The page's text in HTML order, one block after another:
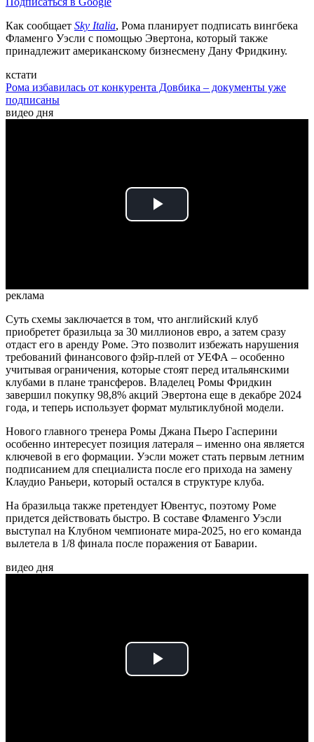
Как сообщает Sky Italia, Рома планирует подписать вингбека
Фламенго Уэсли с помощью Эвертона, который также
принадлежит американскому бизнесмену Дану Фридкину.
кстати
Рома избавилась от конкурента Довбика – документы уже
подписаны
видео дня
Play
реклама
Суть схемы заключается в том, что английский клуб
приобретет бразильца за 30 миллионов евро, а затем сразу
отдаст его в аренду Роме. Это позволит избежать нарушения
требований финансового фэйр-плей от УЕФА – особенно
учитывая ограничения, которые стоят перед итальянскими
клубами в плане трансферов. Владелец Ромы Фридкин
завершил покупку 98,8% акций Эвертона еще в декабре 2024
года, и теперь использует формат мультиклубной модели.
Нового главного тренера Ромы Джана Пьеро Гасперини
особенно интересует позиция латераля – именно она является
ключевой в его формации. Уэсли может стать первым летним
подписанием для специалиста после его прихода на замену
Клаудио Раньери, который остался в структуре клуба.
На бразильца также претендует Ювентус, поэтому Роме
придется действовать быстро. В составе Фламенго Уэсли
выступал на Клубном чемпионате мира-2025, но его команда
вылетела в 1/8 финала после поражения от Баварии.
видео дня
Play